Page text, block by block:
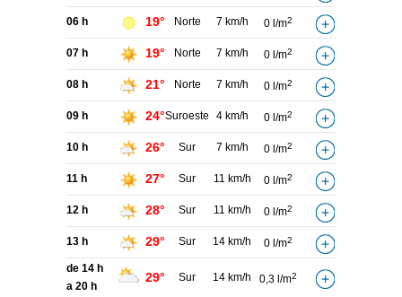
06 h 19° Norte 7 km/h 0 l/m2
07 h 19° Norte 7 km/h 0 l/m2
08 h 21° Norte 7 km/h 0 l/m2
09 h 24°Suroeste 4 km/h 0 l/m2
10 h 26° Sur 7 km/h 0 l/m2
11 h 27° Sur 11 km/h 0 l/m2
12 h 28° Sur 11 km/h 0 l/m2
13 h 29° Sur 14 km/h 0 l/m2
de 14 h
a 20 h
29° Sur 14 km/h 0,3 l/m2